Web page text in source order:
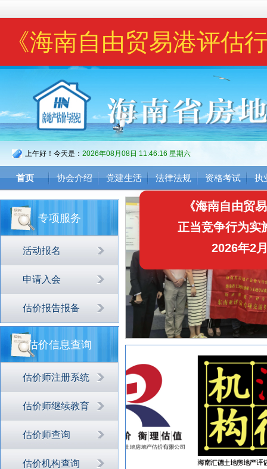
《海南自由贸
正当竞争行为实
2026年2
《海南自由贸易港评估
（试行）》
上午好！今天是： 2026年08月08日 11:46:16 星期六
首页 协会介绍 党建生活 法律法规 资格考试 执
专项服务
活动报名
申请入会
估价报告报备
估价信息查询
估价师注册系统
估价师继续教育
估价师查询
估价机构查询